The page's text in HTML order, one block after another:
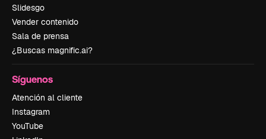
Slidesgo
Vender contenido
Sala de prensa
¿Buscas magnific.ai?
Síguenos
Atención al cliente
Instagram
YouTube